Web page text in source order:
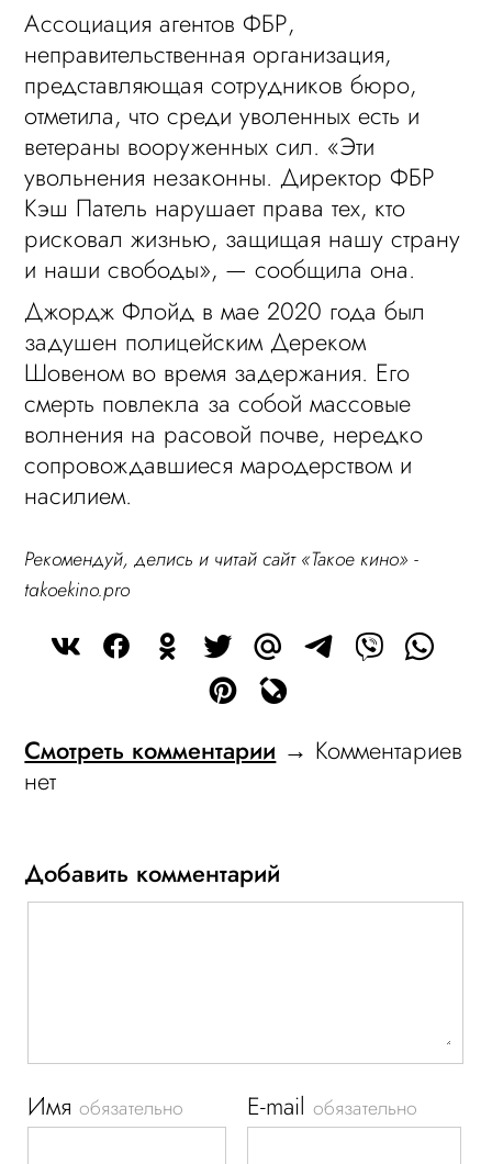
Ассоциация агентов ФБР,
неправительственная организация,
представляющая сотрудников бюро,
отметила, что среди уволенных есть и
ветераны вооруженных сил. «Эти
увольнения незаконны. Директор ФБР
Кэш Патель нарушает права тех, кто
рисковал жизнью, защищая нашу страну
и наши свободы», — сообщила она.
Джордж Флойд в мае 2020 года был
задушен полицейским Дереком
Шовеном во время задержания. Его
смерть повлекла за собой массовые
волнения на расовой почве, нередко
сопровождавшиеся мародерством и
насилием.
Рекомендуй, делись и читай сайт «Такое кино» -
takoekino.pro
Смотреть комментарии → Комментариев
нет
Добавить комментарий
Имяобязательно E-mailобязательно